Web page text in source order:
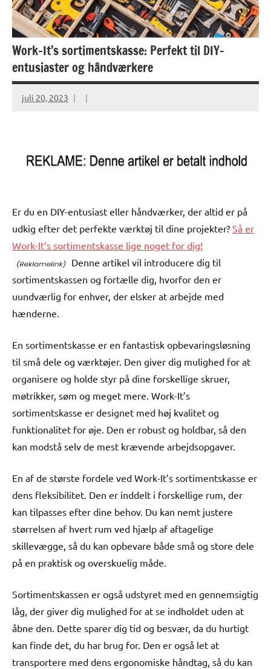
Work-It’s sortimentskasse: Perfekt til DIY-
entusiaster og håndværkere
juli 20, 2023
Er du en DIY-entusiast eller håndværker, der altid er på
udkig efter det perfekte værktøj til dine projekter? Så er
Work-It’s sortimentskasse lige noget for dig!
Denne artikel vil introducere dig til
sortimentskassen og fortælle dig, hvorfor den er
uundværlig for enhver, der elsker at arbejde med
hænderne.
En sortimentskasse er en fantastisk opbevaringsløsning
til små dele og værktøjer. Den giver dig mulighed for at
organisere og holde styr på dine forskellige skruer,
møtrikker, søm og meget mere. Work-It’s
sortimentskasse er designet med høj kvalitet og
funktionalitet for øje. Den er robust og holdbar, så den
kan modstå selv de mest krævende arbejdsopgaver.
En af de største fordele ved Work-It’s sortimentskasse er
dens fleksibilitet. Den er inddelt i forskellige rum, der
kan tilpasses efter dine behov. Du kan nemt justere
størrelsen af hvert rum ved hjælp af aftagelige
skillevægge, så du kan opbevare både små og store dele
på en praktisk og overskuelig måde.
Sortimentskassen er også udstyret med en gennemsigtig
låg, der giver dig mulighed for at se indholdet uden at
åbne den. Dette sparer dig tid og besvær, da du hurtigt
kan finde det, du har brug for. Den er også let at
transportere med dens ergonomiske håndtag, så du kan